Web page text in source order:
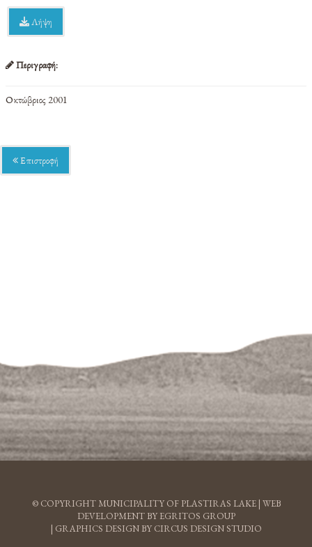
Λήψη
Περιγραφή:
Οκτώβριος 2001
Επιστροφή
© COPYRIGHT MUNICIPALITY OF PLASTIRAS LAKE | WEB
DEVELOPMENT BY EGRITOS GROUP
| GRAPHICS DESIGN BY CIRCUS DESIGN STUDIO